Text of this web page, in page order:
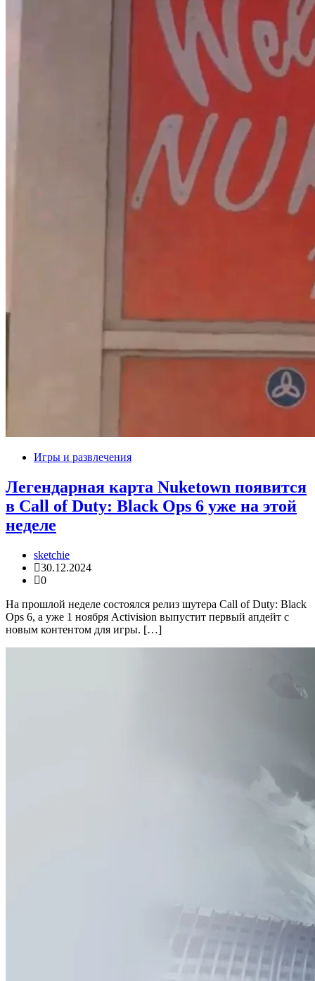
Игры и развлечения
Легендарная карта Nuketown появится
в Call of Duty: Black Ops 6 уже на этой
неделе
sketchie
30.12.2024
0
На прошлой неделе состоялся релиз шутера Call of Duty: Black
Ops 6, а уже 1 ноября Activision выпустит первый апдейт с
новым контентом для игры. […]